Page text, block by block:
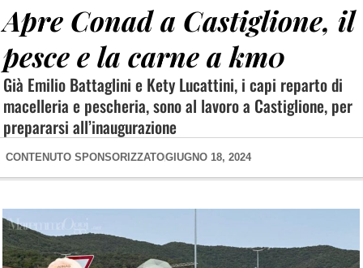
Apre Conad a Castiglione, il
pesce e la carne a km0
Già Emilio Battaglini e Kety Lucattini, i capi reparto di
macelleria e pescheria, sono al lavoro a Castiglione, per
prepararsi all’inaugurazione
CONTENUTO SPONSORIZZATOGIUGNO 18, 2024